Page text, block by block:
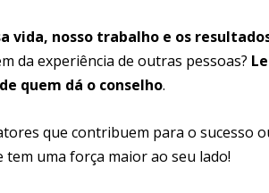
vida, nosso trabalho e os
da experiência de outras pessoas?
quem dá o conselho.
que contribuem para o sucesso
tem uma força maior ao seu lado!